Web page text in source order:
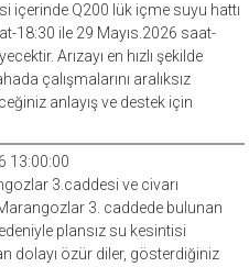
içerinde Q200 lük içme suyu hattı
18:30 ile 29 Mayıs.2026 saat-
Arızayı en hızlı şekilde
çalışmalarını aralıksız
anlayış ve destek için
13:00:00
3.caddesi ve civarı
3. caddede bulunan
plansız su kesintisi
dolayı özür diler, gösterdiğiniz